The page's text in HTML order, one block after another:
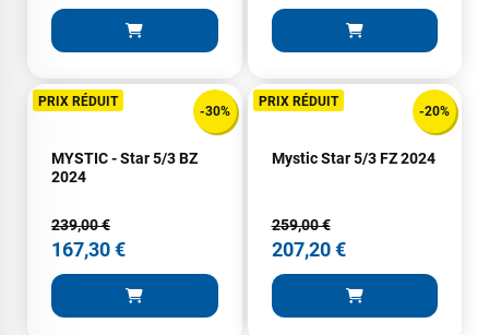
PRIX RÉDUIT
-30%
MYSTIC - Star 5/3 BZ
2024
239,00 €
167,30 €
PRIX RÉDUIT
-20%
Mystic Star 5/3 FZ 2024
259,00 €
207,20 €